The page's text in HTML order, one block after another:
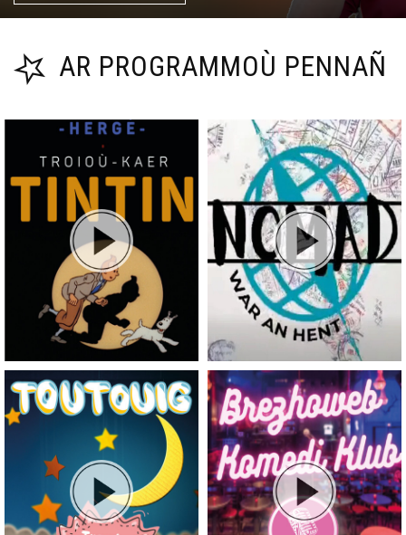
AR PROGRAMMOÙ PENNAÑ